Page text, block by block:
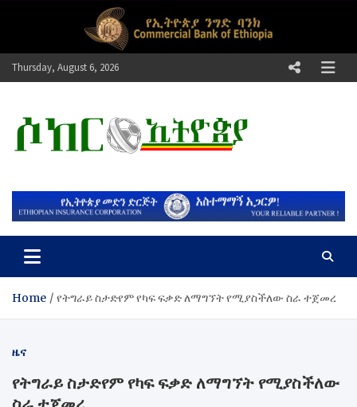
Thursday, August 6, 2026
ሶከር ኢትዮጵያ
Home የትግራይ ስታድየም የካፍ ፍቃድ ለማግኘት የሚያስችለው ስራ ተጀመረ
ዜና
የትግራይ ስታድየም የካፍ ፍቃድ ለማግኘት የሚያስችለው